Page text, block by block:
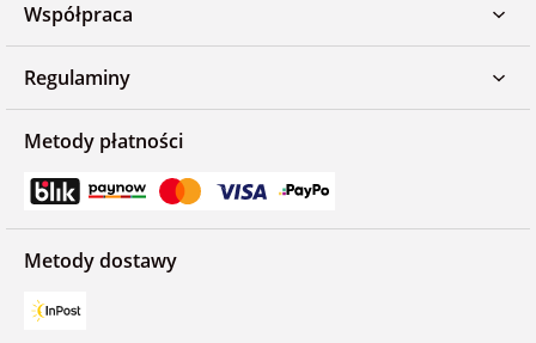
Współpraca
Regulaminy
Metody płatności
Metody dostawy